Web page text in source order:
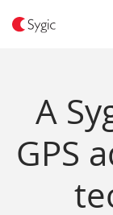
A
GPS